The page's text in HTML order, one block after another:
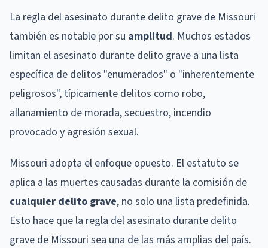
La regla del asesinato durante delito grave de Missouri
también es notable por su amplitud. Muchos estados
limitan el asesinato durante delito grave a una lista
específica de delitos "enumerados" o "inherentemente
peligrosos", típicamente delitos como robo,
allanamiento de morada, secuestro, incendio
provocado y agresión sexual.
Missouri adopta el enfoque opuesto. El estatuto se
aplica a las muertes causadas durante la comisión de
cualquier delito grave, no solo una lista predefinida.
Esto hace que la regla del asesinato durante delito
grave de Missouri sea una de las más amplias del país.